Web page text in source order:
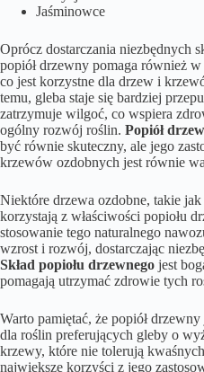
Jaśminowce
Oprócz dostarczania niezbędnych
popiół drzewny pomaga również
co jest korzystne dla drzew i
temu, gleba staje się bardziej
zatrzymuje wilgoć, co wspiera
ogólny rozwój roślin. Popiół
być równie skuteczny, ale jego
krzewów ozdobnych jest równie
Niektóre drzewa ozdobne, takie
korzystają z właściwości popiołu
stosowanie tego naturalnego
wzrost i rozwój, dostarczając
Skład popiołu drzewnego jest
pomagają utrzymać zdrowie tych
Warto pamiętać, że popiół
dla roślin preferujących gleby o
krzewy, które nie tolerują
największe korzyści z jego